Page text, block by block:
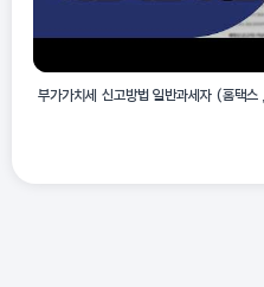
부가가치세 신고방법 일반과세자 (홈택